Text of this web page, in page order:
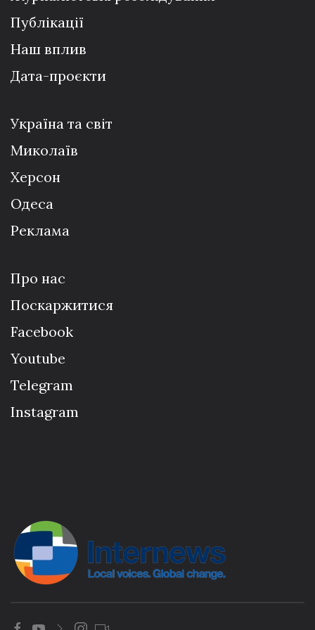
Публікації
Наш вплив
Дата-проєкти
Україна та світ
Миколаїв
Херсон
Одеса
Реклама
Про нас
Поскаржитися
Facebook
Youtube
Telegram
Instagram